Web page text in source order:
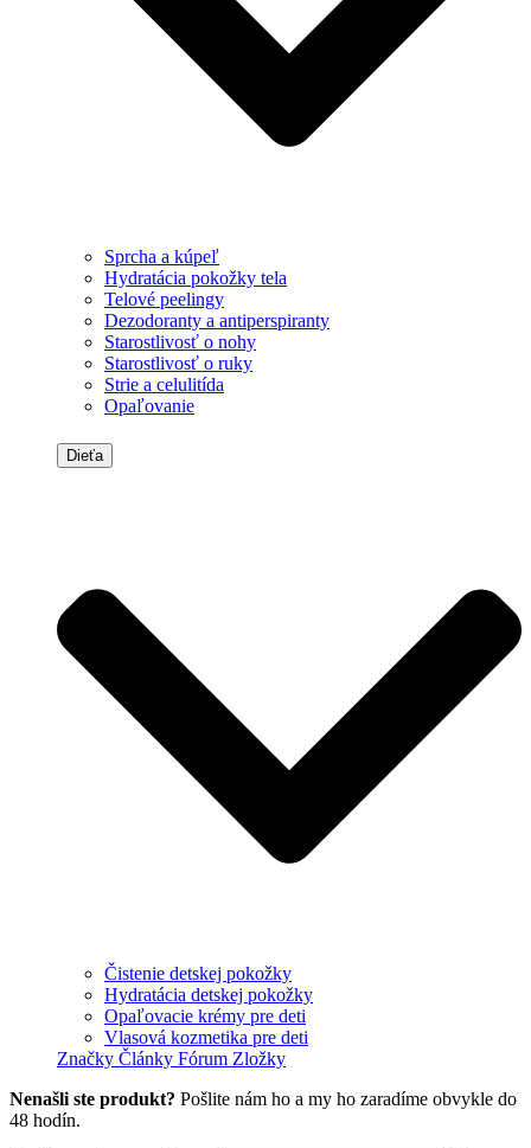
Sprcha a kúpeľ
Hydratácia pokožky tela
Telové peelingy
Dezodoranty a antiperspiranty
Starostlivosť o nohy
Starostlivosť o ruky
Strie a celulitída
Opaľovanie
Dieťa
Čistenie detskej pokožky
Hydratácia detskej pokožky
Opaľovacie krémy pre deti
Vlasová kozmetika pre deti
Značky Články Fórum Zložky
Nenašli ste produkt? Pošlite nám ho a my ho zaradíme obvykle do
48 hodín.